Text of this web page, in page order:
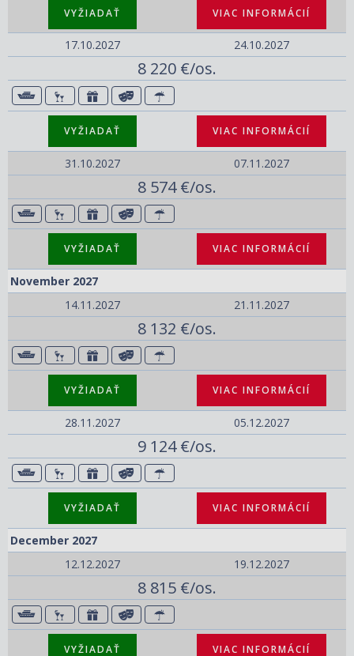
VYŽIADAŤ VIAC INFORMÁCIÍ
17.10.2027 24.10.2027
8 220 €/os.
VYŽIADAŤ VIAC INFORMÁCIÍ
31.10.2027 07.11.2027
8 574 €/os.
VYŽIADAŤ VIAC INFORMÁCIÍ
November 2027
14.11.2027
21.11.2027
8 132 €/os.
VYŽIADAŤ VIAC INFORMÁCIÍ
28.11.2027 05.12.2027
9 124 €/os.
VYŽIADAŤ VIAC INFORMÁCIÍ
December 2027
12.12.2027
19.12.2027
8 815 €/os.
VYŽIADAŤ VIAC INFORMÁCIÍ